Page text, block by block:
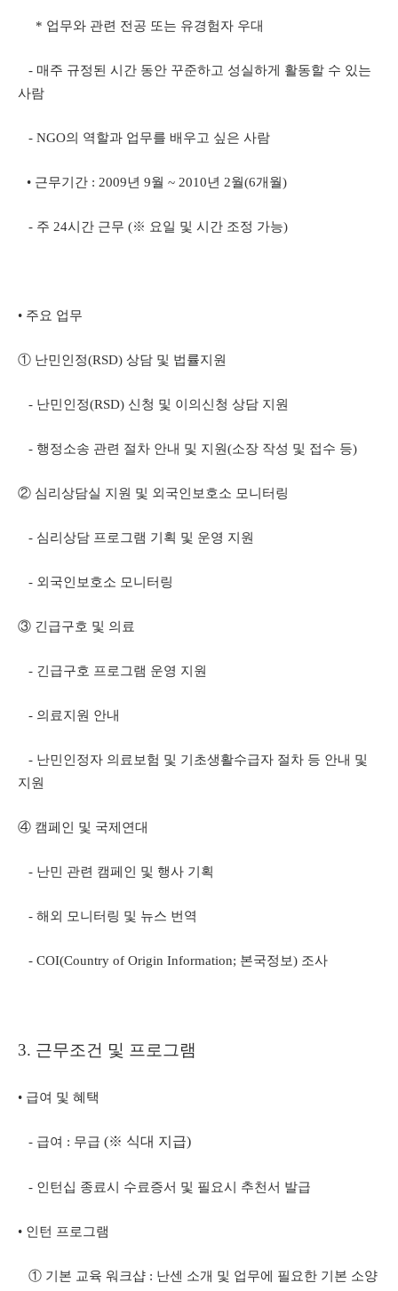
* 업무와 관련 전공 또는 유경험자 우대
- 매주 규정된 시간 동안 꾸준하고 성실하게 활동할 수 있는
사람
- NGO의 역할과 업무를 배우고 싶은 사람
• 근무기간 : 2009년 9월 ~ 2010년 2월(6개월)
- 주 24시간 근무 (※ 요일 및 시간 조정 가능)
• 주요 업무
① 난민인정(RSD) 상담 및 법률지원
- 난민인정(RSD) 신청 및 이의신청 상담 지원
- 행정소송 관련 절차 안내 및 지원(소장 작성 및 접수 등)
② 심리상담실 지원 및 외국인보호소 모니터링
- 심리상담 프로그램 기획 및 운영 지원
- 외국인보호소 모니터링
③ 긴급구호 및 의료
- 긴급구호 프로그램 운영 지원
- 의료지원 안내
- 난민인정자 의료보험 및 기초생활수급자 절차 등 안내 및
지원
④ 캠페인 및 국제연대
- 난민 관련 캠페인 및 행사 기획
- 해외 모니터링 및 뉴스 번역
- COI(Country of Origin Information; 본국정보) 조사
3. 근무조건 및 프로그램
• 급여 및 혜택
- 급여 : 무급 (※ 식대 지급)
- 인턴십 종료시 수료증서 및 필요시 추천서 발급
• 인턴 프로그램
① 기본 교육 워크샵 : 난센 소개 및 업무에 필요한 기본 소양